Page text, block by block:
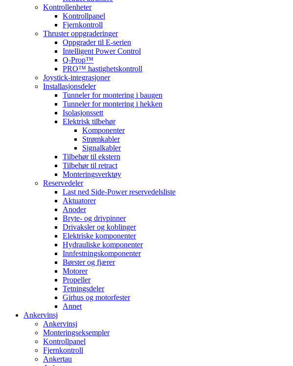
Kontrollenheter
Kontrollpanel
Fjernkontroll
Thruster oppgraderinger
Oppgrader til E-serien
Intelligent Power Control
Q-Prop™
PRO™ hastighetskontroll
Joystick-integrasjoner
Installasjonsdeler
Tunneler for montering i baugen
Tunneler for montering i hekken
Isolasjonssett
Elektrisk tilbehør
Komponenter
Strømkabler
Signalkabler
Tilbehør til ekstern
Tilbehør til retract
Monteringsverktøy
Reservedeler
Last ned Side-Power reservedelsliste
Aktuatorer
Anoder
Bryte- og drivpinner
Drivaksler og koblinger
Elektriske komponenter
Hydrauliske komponenter
Innfestningskomponenter
Børster og fjærer
Motorer
Propeller
Tetningsdeler
Girhus og motorfester
Annet
Ankervinsj
Ankervinsj
Monteringseksempler
Kontrollpanel
Fjernkontroll
Ankertau